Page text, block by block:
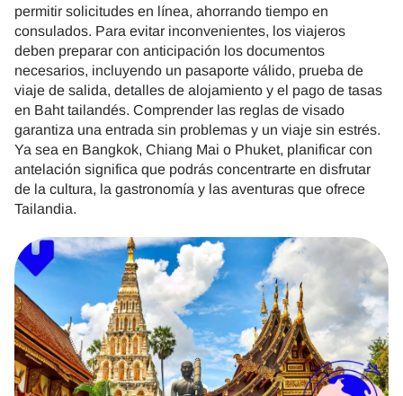
permitir solicitudes en línea, ahorrando tiempo en
consulados. Para evitar inconvenientes, los viajeros
deben preparar con anticipación los documentos
necesarios, incluyendo un pasaporte válido, prueba de
viaje de salida, detalles de alojamiento y el pago de tasas
en Baht tailandés. Comprender las reglas de visado
garantiza una entrada sin problemas y un viaje sin estrés.
Ya sea en Bangkok, Chiang Mai o Phuket, planificar con
antelación significa que podrás concentrarte en disfrutar
de la cultura, la gastronomía y las aventuras que ofrece
Tailandia.